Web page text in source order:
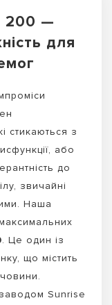
200 —
для
стикаються з
або
до
звичайні
Наша
. Це один із
що містить
Sunrise